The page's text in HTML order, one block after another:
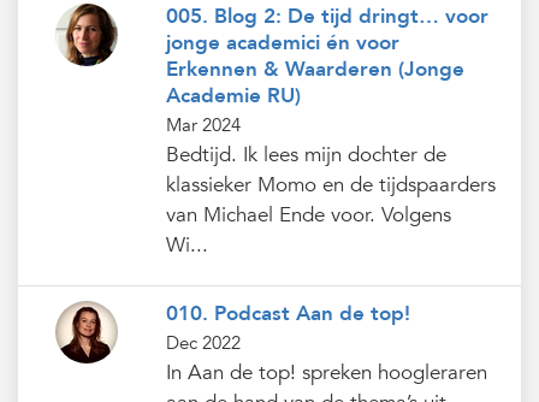
005. Blog 2: De tijd dringt… voor
jonge academici én voor
Erkennen & Waarderen (Jonge
Academie RU)
Mar 2024
Bedtijd. Ik lees mijn dochter de
klassieker Momo en de tijdspaarders
van Michael Ende voor. Volgens
Wi...
010. Podcast Aan de top!
Dec 2022
In Aan de top! spreken hoogleraren